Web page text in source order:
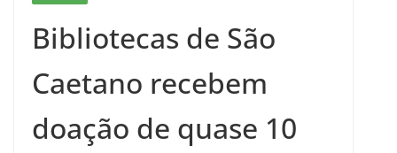
Bibliotecas de São
Caetano recebem
doação de quase 10